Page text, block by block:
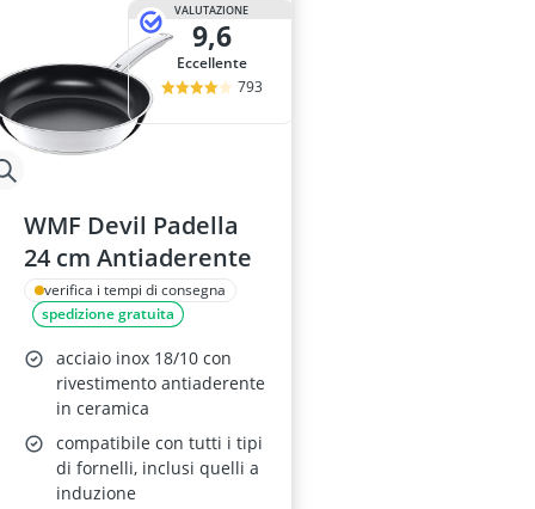
VALUTAZIONE
9,6
Eccellente
793
WMF Devil Padella
24 cm Antiaderente
verifica i tempi di consegna
spedizione gratuita
acciaio inox 18/10 con
rivestimento antiaderente
in ceramica
compatibile con tutti i tipi
di fornelli, inclusi quelli a
induzione